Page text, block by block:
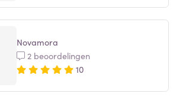
Novamora
2 beoordelingen
10